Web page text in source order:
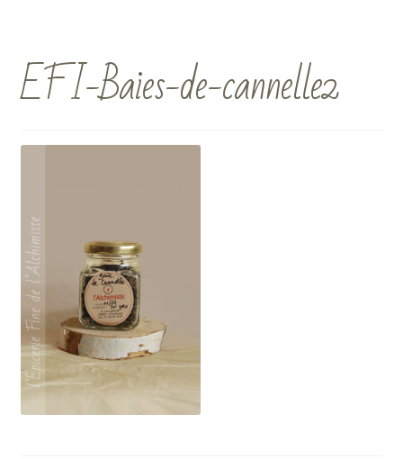
EFI-Baies-de-cannelle2